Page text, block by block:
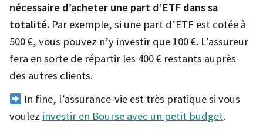
nécessaire d’acheter une part d’ETF dans sa
totalité. Par exemple, si une part d’ETF est cotée à
500 €, vous pouvez n’y investir que 100 €. L’assureur
fera en sorte de répartir les 400 € restants auprès
des autres clients.
In fine, l’assurance-vie est très pratique si vous
voulez investir en Bourse avec un petit budget.